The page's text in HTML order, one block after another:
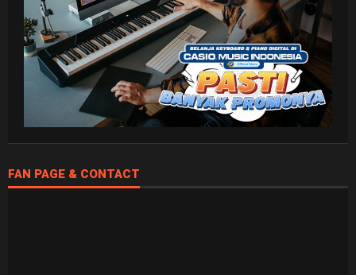
FAN PAGE & CONTACT